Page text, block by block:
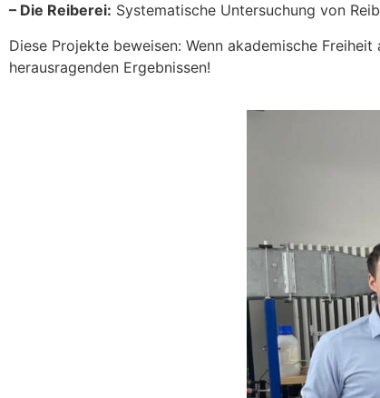
– Die Reiberei: Systematische Untersuchung von
Diese Projekte beweisen: Wenn akademische
herausragenden Ergebnissen!